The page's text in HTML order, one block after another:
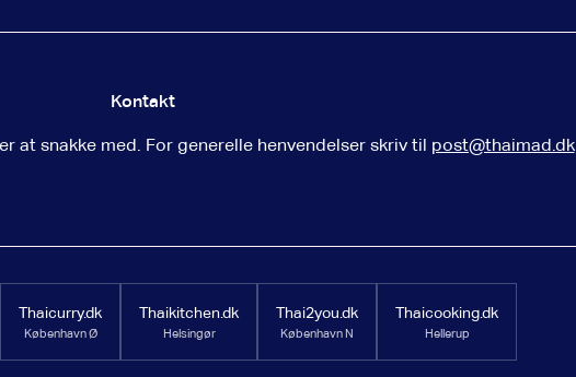
Kontakt
at snakke med. For generelle henvendelser skriv til post@thaimad.dk
Thaicurry.dk
København Ø
Thaikitchen.dk
Helsingør
Thai2you.dk
København N
Thaicooking.dk
Hellerup